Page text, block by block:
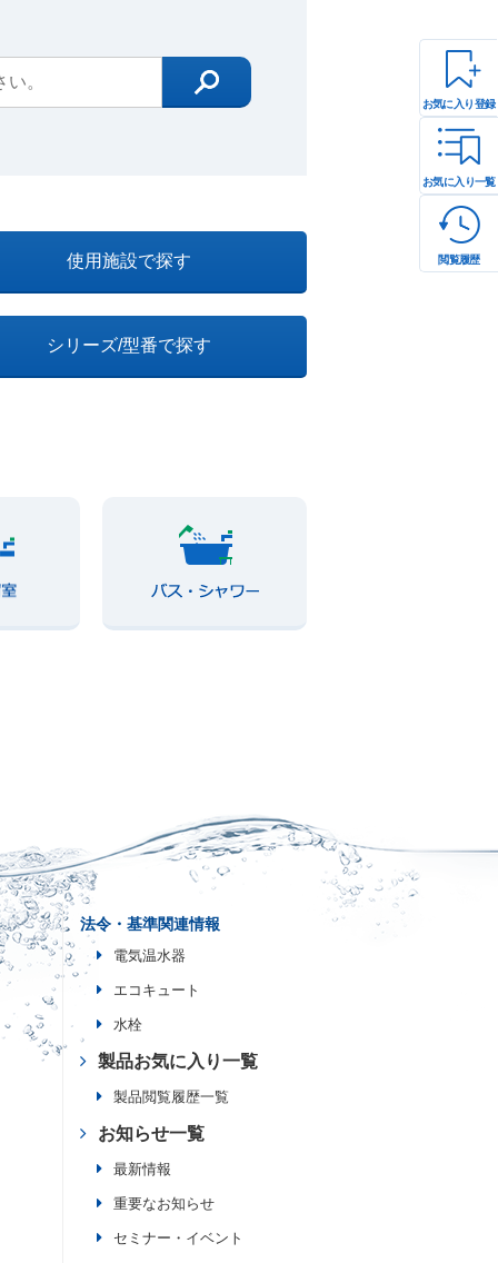
お気に入り登録
お気に入り一覧
閲覧履歴
使用施設で探す
シリーズ/型番で探す
法令・基準関連情報
電気温水器
エコキュート
水栓
製品お気に入り一覧
製品閲覧履歴一覧
お知らせ一覧
最新情報
重要なお知らせ
セミナー・イベント